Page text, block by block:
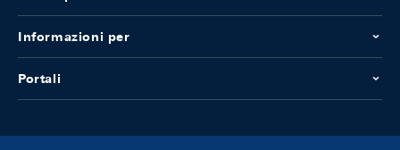
Informazioni per
Portali